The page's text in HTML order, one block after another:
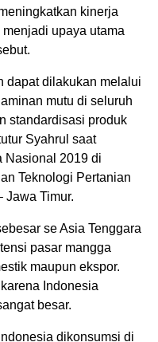
kinerja
upaya utama
dapat dilakukan melalui
mutu di seluruh
standardisasi produk
Syahrul saat
Nasional 2019 di
Teknologi Pertanian
Jawa Timur.
se Asia Tenggara
pasar mangga
maupun ekspor.
Indonesia
besar.
dikonsumsi di